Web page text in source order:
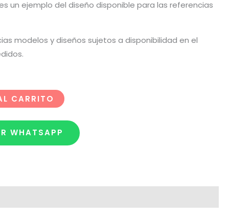
un ejemplo del diseño disponible para las referencias
modelos y diseños sujetos a disponibilidad en el
CARRITO
WHATSAPP